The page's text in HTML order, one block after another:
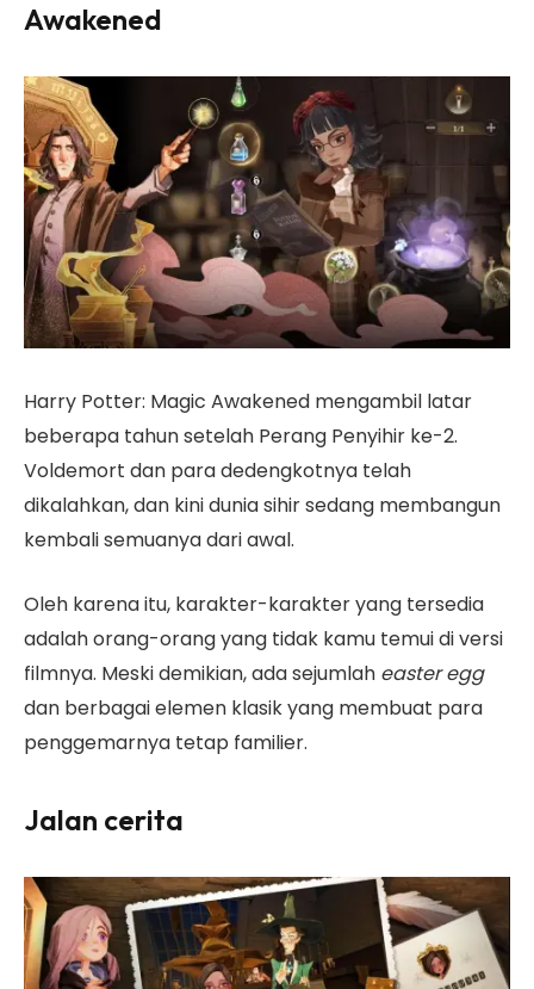
Awakened
Harry Potter: Magic Awakened mengambil latar
beberapa tahun setelah Perang Penyihir ke-2.
Voldemort dan para dedengkotnya telah
dikalahkan, dan kini dunia sihir sedang membangun
kembali semuanya dari awal.
Oleh karena itu, karakter-karakter yang tersedia
adalah orang-orang yang tidak kamu temui di versi
filmnya. Meski demikian, adasejumlah easter egg
dan berbagai elemen klasik yang membuat para
penggemarnya tetap familier.
Jalan cerita